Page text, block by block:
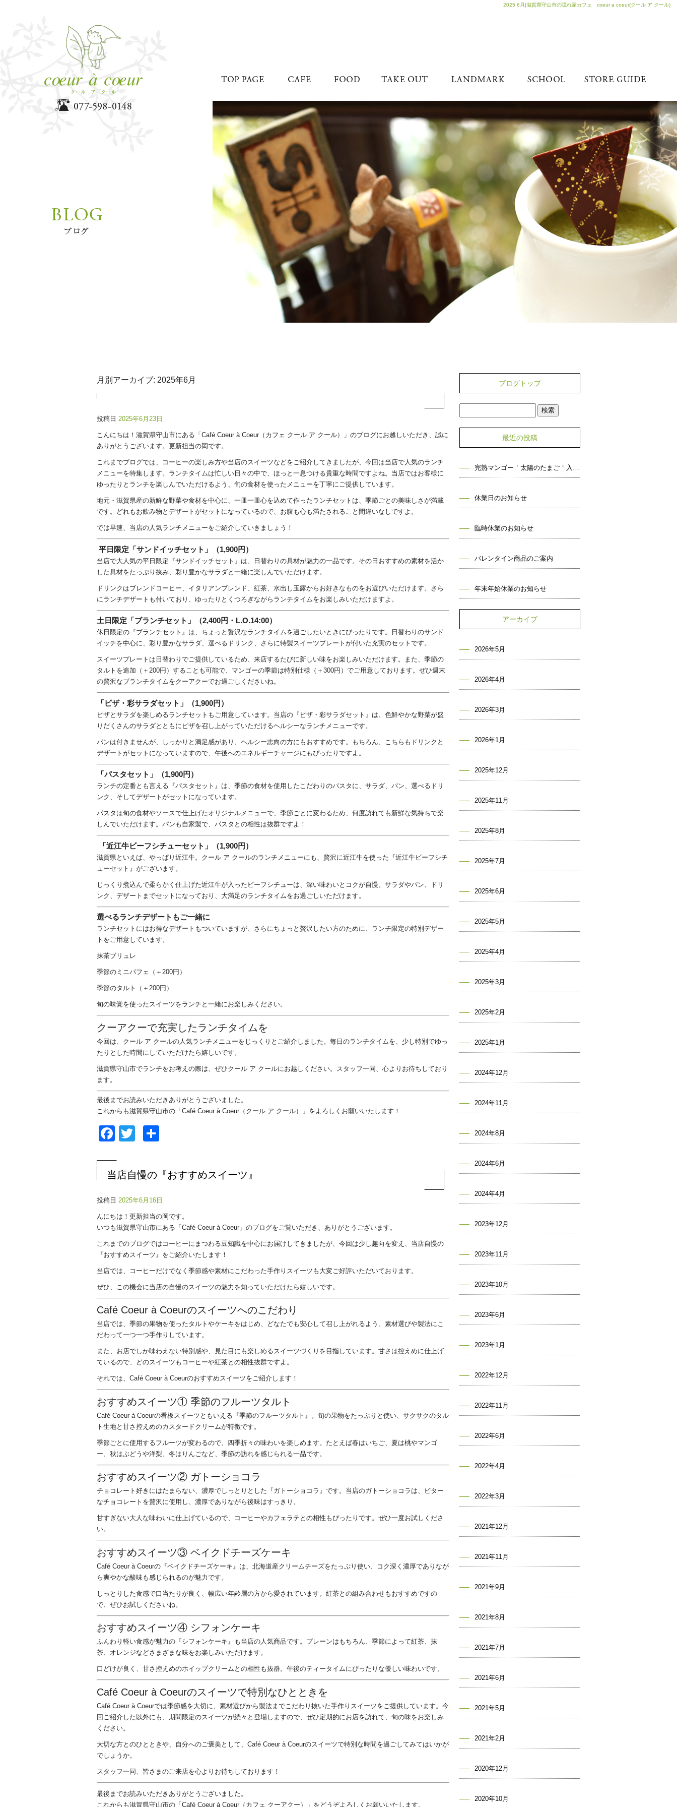
2025 6月|滋賀県守山市の隠れ家カフェ coeur a coeur(クール ア クール)
月別アーカイブ: 2025年6月
投稿日 2025年6月23日
こんにちは！滋賀県守山市にある「Café Coeur à Coeur（カフェ クール ア クール）」のブログにお越しいただき、誠に
ありがとうございます。更新担当の岡です。
これまでブログでは、コーヒーの楽しみ方や当店のスイーツなどをご紹介してきましたが、今回は当店で人気のランチ
メニューを特集します。ランチタイムは忙しい日々の中で、ほっと一息つける貴重な時間ですよね。当店ではお客様に
ゆったりとランチを楽しんでいただけるよう、旬の食材を使ったメニューを丁寧にご提供しています。
地元・滋賀県産の新鮮な野菜や食材を中心に、一皿一皿心を込めて作ったランチセットは、季節ごとの美味しさが満載
です。どれもお飲み物とデザートがセットになっているので、お腹も心も満たされること間違いなしですよ。
では早速、当店の人気ランチメニューをご紹介していきましょう！
平日限定「サンドイッチセット」（1,900円）
当店で大人気の平日限定『サンドイッチセット』は、日替わりの具材が魅力の一品です。その日おすすめの素材を活か
した具材をたっぷり挟み、彩り豊かなサラダと一緒に楽しんでいただけます。
ドリンクはブレンドコーヒー、イタリアンブレンド、紅茶、水出し玉露からお好きなものをお選びいただけます。さら
にランチデザートも付いており、ゆったりとくつろぎながらランチタイムをお楽しみいただけますよ。
土日限定「ブランチセット」（2,400円・L.O.14:00）
休日限定の『ブランチセット』は、ちょっと贅沢なランチタイムを過ごしたいときにぴったりです。日替わりのサンド
イッチを中心に、彩り豊かなサラダ、選べるドリンク、さらに特製スイーツプレートが付いた充実のセットです。
スイーツプレートは日替わりでご提供しているため、来店するたびに新しい味をお楽しみいただけます。また、季節の
タルトを追加（＋200円）することも可能で、マンゴーの季節は特別仕様（＋300円）でご用意しております。ぜひ週末
の贅沢なブランチタイムをクーアクーでお過ごしくださいね。
「ピザ・彩サラダセット」（1,900円）
ピザとサラダを楽しめるランチセットもご用意しています。当店の『ピザ・彩サラダセット』は、色鮮やかな野菜が盛
りだくさんのサラダとともにピザを召し上がっていただけるヘルシーなランチメニューです。
パンは付きませんが、しっかりと満足感があり、ヘルシー志向の方にもおすすめです。もちろん、こちらもドリンクと
デザートがセットになっていますので、午後へのエネルギーチャージにもぴったりですよ。
「パスタセット」（1,900円）
ランチの定番とも言える『パスタセット』は、季節の食材を使用したこだわりのパスタに、サラダ、パン、選べるドリ
ンク、そしてデザートがセットになっています。
パスタは旬の食材やソースで仕上げたオリジナルメニューで、季節ごとに変わるため、何度訪れても新鮮な気持ちで楽
しんでいただけます。パンも自家製で、パスタとの相性は抜群ですよ！
「近江牛ビーフシチューセット」（1,900円）
滋賀県といえば、やっぱり近江牛。クール ア クールのランチメニューにも、贅沢に近江牛を使った『近江牛ビーフシチ
ューセット』がございます。
じっくり煮込んで柔らかく仕上げた近江牛が入ったビーフシチューは、深い味わいとコクが自慢。サラダやパン、ドリ
ンク、デザートまでセットになっており、大満足のランチタイムをお過ごしいただけます。
選べるランチデザートもご一緒に
ランチセットにはお得なデザートもついていますが、さらにちょっと贅沢したい方のために、ランチ限定の特別デザー
トをご用意しています。
抹茶ブリュレ
季節のミニパフェ（＋200円）
季節のタルト（＋200円）
旬の味覚を使ったスイーツをランチと一緒にお楽しみください。
クーアクーで充実したランチタイムを
今回は、クール ア クールの人気ランチメニューをじっくりとご紹介しました。毎日のランチタイムを、少し特別でゆっ
たりとした時間にしていただけたら嬉しいです。
滋賀県守山市でランチをお考えの際は、ぜひクール ア クールにお越しください。スタッフ一同、心よりお待ちしており
ます。
最後までお読みいただきありがとうございました。
これからも滋賀県守山市の「Café Coeur à Coeur（クール ア クール）」をよろしくお願いいたします！
Facebook
Twitter
当店自慢の『おすすめスイーツ』
投稿日 2025年6月16日
んにちは！更新担当の岡です。
いつも滋賀県守山市にある「Café Coeur à Coeur」のブログをご覧いただき、ありがとうございます。
これまでのブログではコーヒーにまつわる豆知識を中心にお届けしてきましたが、今回は少し趣向を変え、当店自慢の
『おすすめスイーツ』をご紹介いたします！
当店では、コーヒーだけでなく季節感や素材にこだわった手作りスイーツも大変ご好評いただいております。
ぜひ、この機会に当店の自慢のスイーツの魅力を知っていただけたら嬉しいです。
Café Coeur à Coeurのスイーツへのこだわり
当店では、季節の果物を使ったタルトやケーキをはじめ、どなたでも安心して召し上がれるよう、素材選びや製法にこ
だわって一つ一つ手作りしています。
また、お店でしか味わえない特別感や、見た目にも楽しめるスイーツづくりを目指しています。甘さは控えめに仕上げ
ているので、どのスイーツもコーヒーや紅茶との相性抜群ですよ。
それでは、Café Coeur à Coeurのおすすめスイーツをご紹介します！
おすすめスイーツ① 季節のフルーツタルト
Café Coeur à Coeurの看板スイーツともいえる『季節のフルーツタルト』。旬の果物をたっぷりと使い、サクサクのタル
ト生地と甘さ控えめのカスタードクリームが特徴です。
季節ごとに使用するフルーツが変わるので、四季折々の味わいを楽しめます。たとえば春はいちご、夏は桃やマンゴ
ー、秋はぶどうや洋梨、冬はりんごなど、季節の訪れを感じられる一品です。
おすすめスイーツ② ガトーショコラ
チョコレート好きにはたまらない、濃厚でしっとりとした『ガトーショコラ』です。当店のガトーショコラは、ビター
なチョコレートを贅沢に使用し、濃厚でありながら後味はすっきり。
甘すぎない大人な味わいに仕上げているので、コーヒーやカフェラテとの相性もぴったりです。ぜひ一度お試しくださ
い。
おすすめスイーツ③ ベイクドチーズケーキ
Café Coeur à Coeurの『ベイクドチーズケーキ』は、北海道産クリームチーズをたっぷり使い、コク深く濃厚でありなが
ら爽やかな酸味も感じられるのが魅力です。
しっとりした食感で口当たりが良く、幅広い年齢層の方から愛されています。紅茶との組み合わせもおすすめですの
で、ぜひお試しくださいね。
おすすめスイーツ④ シフォンケーキ
ふんわり軽い食感が魅力の『シフォンケーキ』も当店の人気商品です。プレーンはもちろん、季節によって紅茶、抹
茶、オレンジなどさまざまな味をお楽しみいただけます。
口どけが良く、甘さ控えめのホイップクリームとの相性も抜群。午後のティータイムにぴったりな優しい味わいです。
Café Coeur à Coeurのスイーツで特別なひとときを
Café Coeur à Coeurでは季節感を大切に、素材選びから製法までこだわり抜いた手作りスイーツをご提供しています。今
回ご紹介した以外にも、期間限定のスイーツが続々と登場しますので、ぜひ定期的にお店を訪れて、旬の味をお楽しみ
ください。
大切な方とのひとときや、自分へのご褒美として、Café Coeur à Coeurのスイーツで特別な時間を過ごしてみてはいかが
でしょうか。
スタッフ一同、皆さまのご来店を心よりお待ちしております！
最後までお読みいただきありがとうございました。
これからも滋賀県守山市の「Café Coeur à Coeur（カフェ クーアクー）」をどうぞよろしくお願いいたします。
ブログトップ
最近の投稿
完熟マンゴー＇太陽のたまご＇入荷しました！
休業日のお知らせ
臨時休業のお知らせ
バレンタイン商品のご案内
年末年始休業のお知らせ
アーカイブ
2026年5月
2026年4月
2026年3月
2026年1月
2025年12月
2025年11月
2025年8月
2025年7月
2025年6月
2025年5月
2025年4月
2025年3月
2025年2月
2025年1月
2024年12月
2024年11月
2024年8月
2024年6月
2024年4月
2023年12月
2023年11月
2023年10月
2023年6月
2023年1月
2022年12月
2022年11月
2022年6月
2022年4月
2022年3月
2021年12月
2021年11月
2021年9月
2021年8月
2021年7月
2021年6月
2021年5月
2021年2月
2020年12月
2020年10月